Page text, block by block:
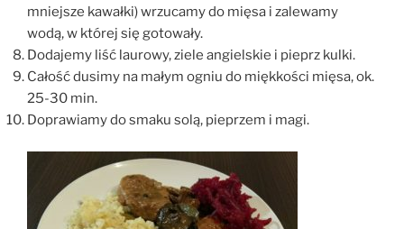
mniejsze kawałki) wrzucamy do mięsa i zalewamy
wodą, w której się gotowały.
Dodajemy liść laurowy, ziele angielskie i pieprz kulki.
Całość dusimy na małym ogniu do miękkości mięsa, ok.
25-30 min.
Doprawiamy do smaku solą, pieprzem i magi.